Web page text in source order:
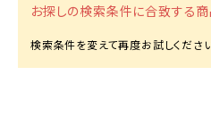
お探しの検索条件に合致する商